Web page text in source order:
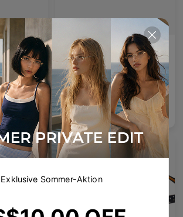
/ S01
Skulpturaler Titanrahmen bietet ultraleichte Präzision.
den
Emblematic A 02
Spezialverstärkte Gläser
6 Colours available
US$100.00 In den
Warenkorb
Exklusive Sommer-Aktion